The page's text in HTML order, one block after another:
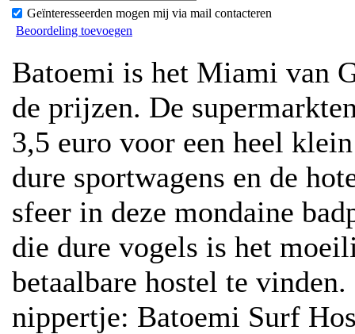
Geïnteresseerden mogen mij via mail contacteren
Beoordeling toevoegen
Batoemi is het Miami van
de prijzen. De
3,5 euro voor een heel
dure sportwagens en de
sfeer in deze mondaine
die dure vogels is het
betaalbare hostel te
nippertje: Batoemi Surf